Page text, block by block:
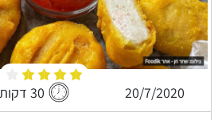
20/7/2020 30 דקות